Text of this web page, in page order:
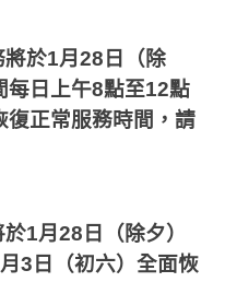
將於1月28 日（除
每日上午8點至12點
復正常服務時間，請
於1月28 日（除夕）
月3 日（初六）全面恢